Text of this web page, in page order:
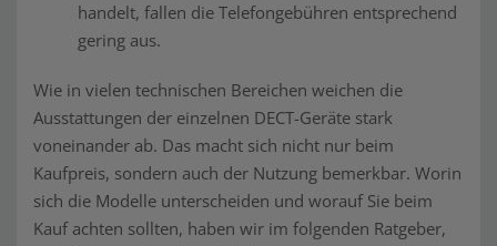
handelt, fallen die Telefongebühren entsprechend
gering aus.
Wie in vielen technischen Bereichen weichen die
Ausstattungen der einzelnen DECT-Geräte stark
voneinander ab. Das macht sich nicht nur beim
Kaufpreis, sondern auch der Nutzung bemerkbar. Worin
sich die Modelle unterscheiden und worauf Sie beim
Kauf achten sollten, haben wir im folgenden Ratgeber,